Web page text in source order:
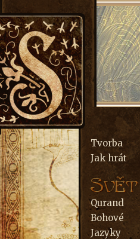
Tvorba
Jak hrát
Qurand
Bohové
Jazyky